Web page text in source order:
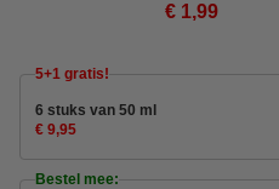
€ 1,99
5+1 gratis!
6 stuks van 50 ml
€ 9,95
Bestel mee: